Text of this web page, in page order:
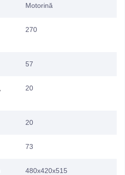
Motorină
270
57
20
20
73
480x420x515